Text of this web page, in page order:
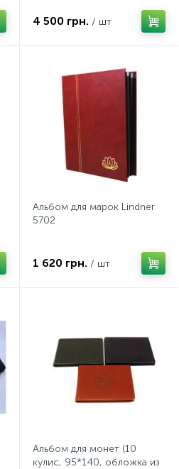
4 500 грн. / шт
Альбом для марок Lindner
5702
1 620 грн. / шт
Альбом для монет (10
кулис, 95*140, обложка из